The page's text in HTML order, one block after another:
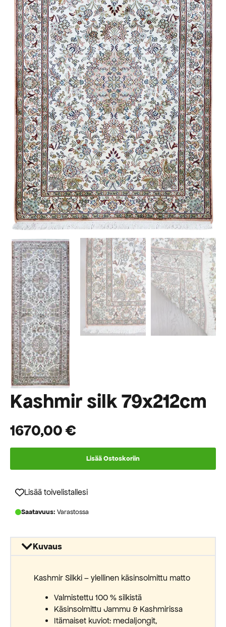
Kashmir silk 79x212cm
1670,00€
Lisää Ostoskoriin
Lisää toivelistallesi
Saatavuus: Varastossa
Kuvaus
Kashmir Silkki – ylellinen käsinsolmittu matto
Valmistettu 100 % silkistä
Käsinsolmittu Jammu & Kashmirissa
Itämaiset kuviot: medaljongit,